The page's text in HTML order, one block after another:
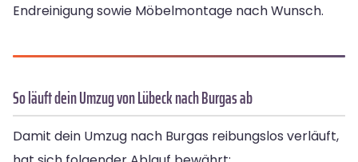
Endreinigung sowie Möbelmontage nach Wunsch.
So läuft dein Umzug von Lübeck nach Burgas ab
Damit dein Umzug nach Burgas reibungslos verläuft,